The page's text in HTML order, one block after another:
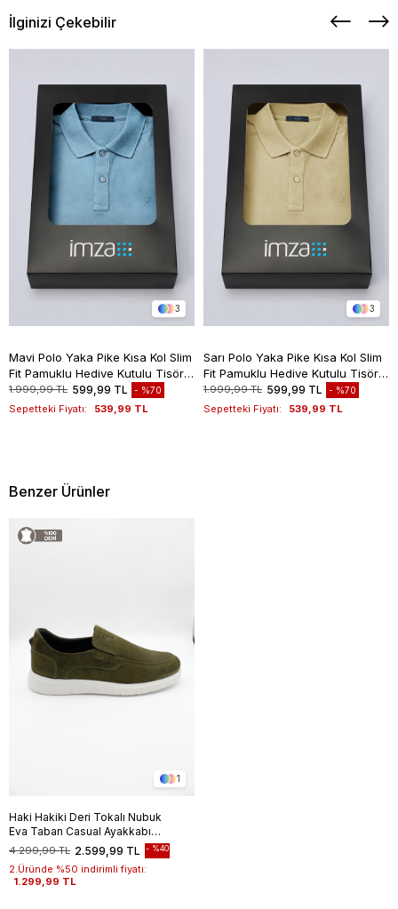
İlginizi Çekebilir
3
Mavi Polo Yaka Pike Kısa Kol Slim
Fit Pamuklu Hediye Kutulu Tişört
1011260169
1.999,99 TL 599,99 TL %70
Sepetteki Fiyatı: 539,99 TL
3
Sarı Polo Yaka Pike Kısa Kol Slim
Fit Pamuklu Hediye Kutulu Tişört
1011260169
1.999,99 TL 599,99 TL %70
Sepetteki Fiyatı: 539,99 TL
Benzer Ürünler
1
Haki Hakiki Deri Tokalı Nubuk
Eva Taban Casual Ayakkabı
1033240161
2.599,99 TL
4.299,99 TL %40
2.Üründe %50 indirimli fiyatı:
1.299,99 TL